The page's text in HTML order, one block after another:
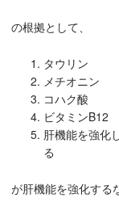
の根拠として、
タウリン
メチオニン
コハク酸
ビタミンB12
肝機能を強化
る
が肝機能を強化する